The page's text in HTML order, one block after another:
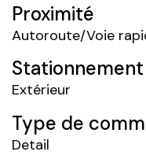
Proximité
Autoroute/Voie
Stationnement
Extérieur
Type de
Detail